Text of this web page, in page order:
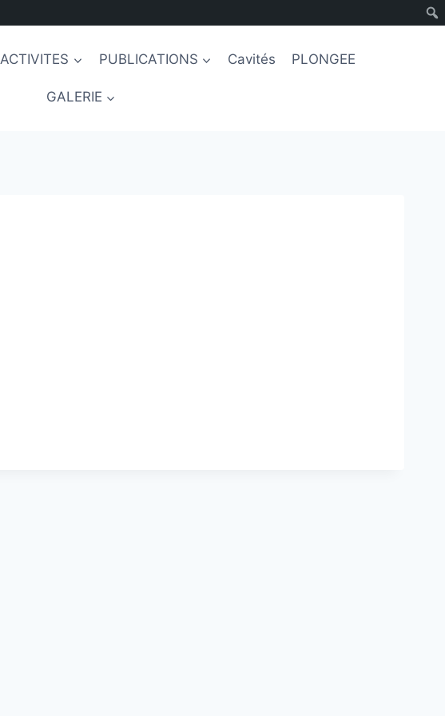
ACTIVITES PUBLICATIONS Cavités PLONGEE
GALERIE